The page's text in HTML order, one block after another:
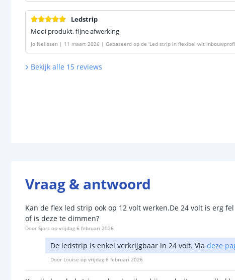
Ledstrip
Mooi produkt, fijne afwerking
Jo Nelissen | 11 maart 2026 | Gebaseerd op de 'Led strip in flexibel wit
Bekijk alle 15 reviews
Vraag & antwoord
Kan de flex led strip ook op 12 volt werken.De 24 volt is erg fel
of is deze te dimmen?
Door Sjors op vrijdag 6 februari 2026
De ledstrip is enkel verkrijgbaar in 24 volt. Via deze
Door Louise op vrijdag 6 februari 2026